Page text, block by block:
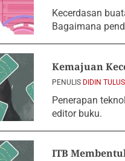
Kecerdasan
Bagaimana
Kemajuan
PENULIS DIDIN TULUS
Penerapan
editor buku.
ITB